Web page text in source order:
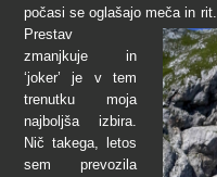
počasi se oglašajo meča in rit.
Prestav
zmanjkuje in
‘joker’ je v tem
trenutku moja
najboljša izbira.
Nič takega, letos
sem prevozila